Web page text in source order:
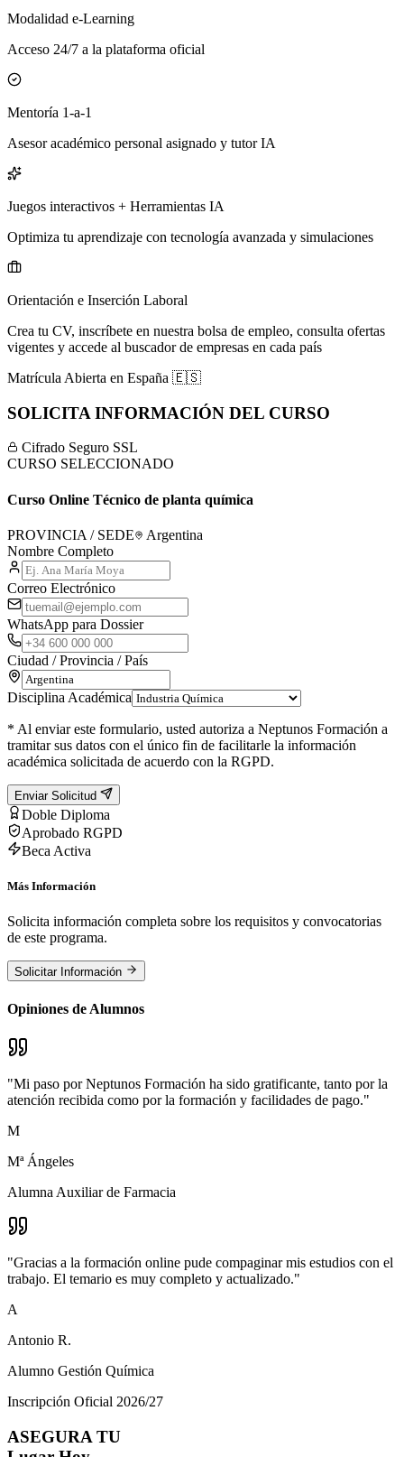
Modalidad e-Learning
Acceso 24/7 a la plataforma oficial
Mentoría 1-a-1
Asesor académico personal asignado y tutor IA
Juegos interactivos + Herramientas IA
Optimiza tu aprendizaje con tecnología avanzada y simulaciones
Orientación e Inserción Laboral
Crea tu CV, inscríbete en nuestra bolsa de empleo, consulta ofertas
vigentes y accede al buscador de empresas en cada país
Matrícula Abierta en España 🇪🇸
SOLICITA INFORMACIÓN DEL CURSO
Cifrado Seguro SSL
CURSO SELECCIONADO
Curso Online Técnico de planta química
PROVINCIA / SEDE
Argentina
Nombre Completo
Correo Electrónico
WhatsApp para Dossier
Ciudad / Provincia / País
Disciplina Académica
* Al enviar este formulario, usted autoriza a Neptunos Formación a
tramitar sus datos con el único fin de facilitarle la información
académica solicitada de acuerdo con la RGPD.
Enviar Solicitud
Doble Diploma
Aprobado RGPD
Beca Activa
Más Información
Solicita información completa sobre los requisitos y convocatorias
de este programa.
Solicitar Información
Opiniones de Alumnos
"Mi paso por Neptunos Formación ha sido gratificante, tanto por la
atención recibida como por la formación y facilidades de pago."
M
Mª Ángeles
Alumna Auxiliar de Farmacia
"Gracias a la formación online pude compaginar mis estudios con el
trabajo. El temario es muy completo y actualizado."
A
Antonio R.
Alumno Gestión Química
Inscripción Oficial 2026/27
ASEGURA TU